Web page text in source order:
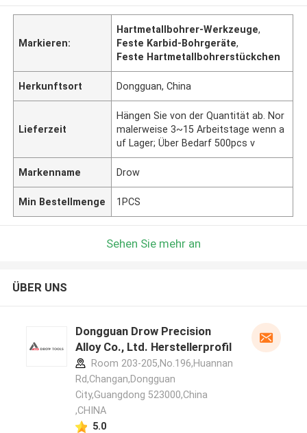
Markieren:
Hartmetallbohrer-Werkzeuge,
Feste Karbid-Bohrgeräte,
Feste Hartmetallbohrerstückchen
Herkunftsort Dongguan, China
Lieferzeit
Hängen Sie von der Quantität ab. Nor
malerweise 3~15 Arbeitstage wenn a
uf Lager; Über Bedarf 500pcs v
Markenname Drow
Min Bestellmenge 1PCS
Sehen Sie mehr an
ÜBER UNS
Dongguan Drow Precision
Alloy Co., Ltd. Herstellerprofil
Room 203-205,No.196,Huannan
Rd,Changan,Dongguan
City,Guangdong 523000,China
,CHINA
5.0